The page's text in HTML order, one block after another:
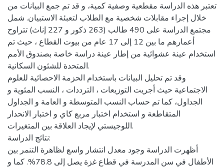
تعتبر هذه الدراسة مقطعية وصفية كمية، و قد تم جمع البيانات من
خلال إجراء مقابلات شخصية مع الطلاب لتعبئة الاستبيان. شمل
مجتمع الدراسة على 490 طالب (263 ذكور و 227 إناث) تتراوح
أعمارهم ما بين 12 إلى 17 عام من بيوت القطاع ، حيث تم
استخدام عينة عشوائية من إطار عينة دراسة خاصة بصندوق الأمم
المتحدة للشئون السكانية.
وقد تم تحليل البيانات باستخدام الحزمة الاحصائية للعلوم
الاجتماعية حيث أجريت التوزيعات ، الترددات ، النسب المئوية و
الجداول، كما تم حساب النسب المتوسطة و العامة و الجداول
المتقاطعة و استخدام اختبار مربع كاي و اختبار الانحدار
اللوجيستي لإيجاد العلاقة بين المتغيرات.
نتائج الدراسة:
أظهرت الدراسة وجود معدل انتشار واسع لظاهرة التنمر بين
الأطفال في سن المدرسة في قطاع غزة يصل إلى 78.8%. كما و